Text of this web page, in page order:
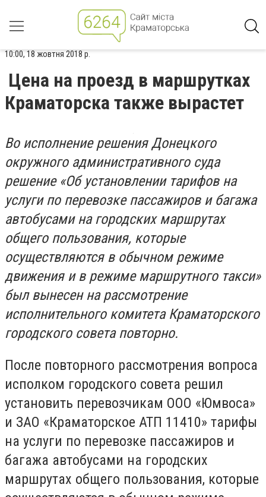
10:00, 18 жовтня 2018 р.
Цена на проезд в маршрутках
Краматорска также вырастет
Во исполнение решения Донецкого
окружного административного суда
решение «Об установлении тарифов на
услуги по перевозке пассажиров и багажа
автобусами на городских маршрутах
общего пользования, которые
осуществляются в обычном режиме
движения и в режиме маршрутного такси»
был вынесен на рассмотрение
исполнительного комитета Краматорского
городского совета повторно.
После повторного рассмотрения вопроса
исполком городского совета решил
установить перевозчикам ООО «Юмвоса»
и ЗАО «Краматорское АТП 11410» тарифы
на услуги по перевозке пассажиров и
багажа автобусами на городских
маршрутах общего пользования, которые